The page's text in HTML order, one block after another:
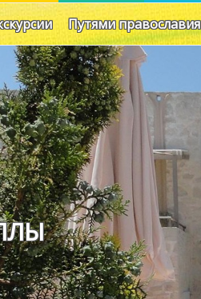
Путями православия